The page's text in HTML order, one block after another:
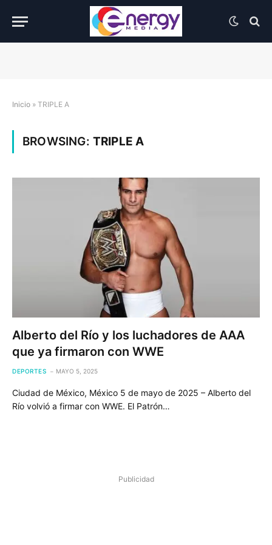
Inicio » TRIPLE A
BROWSING: TRIPLE A
Alberto del Río y los luchadores de AAA
que ya firmaron con WWE
DEPORTES MAYO 5, 2025
Ciudad de México, México 5 de mayo de 2025 – Alberto del
Río volvió a firmar con WWE. El Patrón…
Publicidad